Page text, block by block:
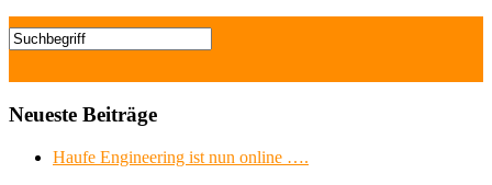
Neueste Beiträge
Haufe Engineering ist nun online ….